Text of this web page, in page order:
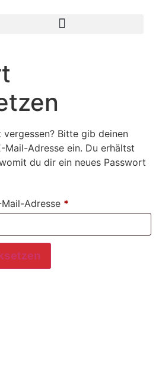
Bitte gib deinen
Mail-Adresse ein. Du erhältst
du dir ein neues Passwort
Adresse *